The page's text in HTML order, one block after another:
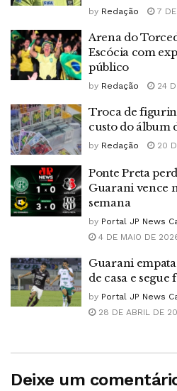
by Redação 7 DE
Arena do
Escócia com
público
by Redação 24
Troca de
custo do álbum
by Redação 20
Ponte Preta
Guarani vence
semana
by Portal JP News
4 DE MAIO DE
Guarani
de casa e
by Portal JP News
28 DE ABRIL DE
Deixe um